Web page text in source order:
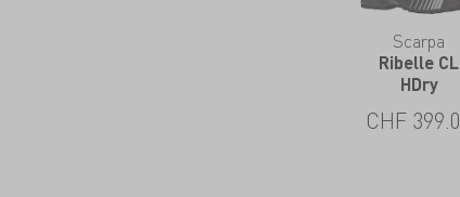
Scarpa
Ribelle CL
HDry
CHF